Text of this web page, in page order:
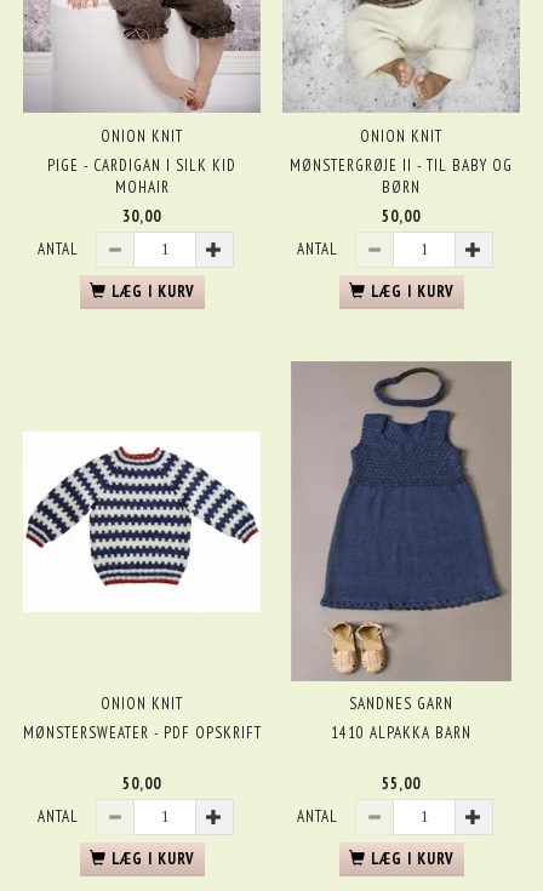
ONION KNIT
PIGE - CARDIGAN I SILK KID
MOHAIR
30,00
ANTAL
LÆG I KURV
ONION KNIT
MØNSTERGRØJE II - TIL BABY OG
BØRN
50,00
ANTAL
LÆG I KURV
ONION KNIT
MØNSTERSWEATER - PDF OPSKRIFT
50,00
ANTAL
LÆG I KURV
SANDNES GARN
1410 ALPAKKA BARN
55,00
ANTAL
LÆG I KURV